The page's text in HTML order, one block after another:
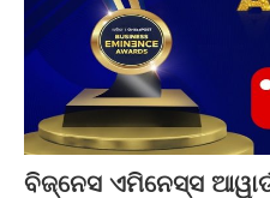
ବିଜ୍‌ନେସ ଏମିନେସ୍ସ